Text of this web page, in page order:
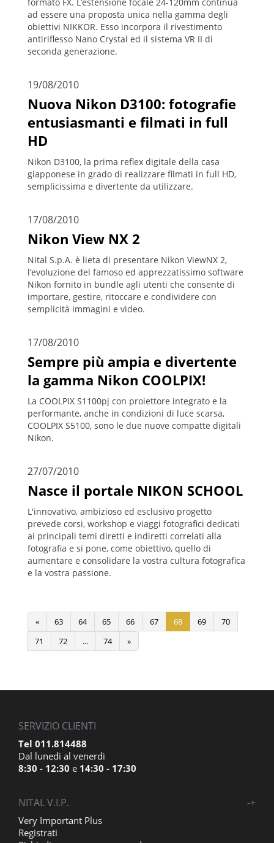
ad essere una proposta unica nella gamma degli
obiettivi NIKKOR. Esso incorpora il rivestimento
antiriflesso Nano Crystal ed il sistema VR II di
seconda generazione.
19/08/2010
Nuova Nikon D3100: fotografie
entusiasmanti e filmati in full
HD
Nikon D3100, la prima reflex digitale della casa
giapponese in grado di realizzare filmati in full HD,
semplicissima e divertente da utilizzare.
17/08/2010
Nikon View NX 2
Nital S.p.A. è lieta di presentare Nikon ViewNX 2,
l’evoluzione del famoso ed apprezzatissimo software
Nikon fornito in bundle agli utenti che consente di
importare, gestire, ritoccare e condividere con
semplicità immagini e video.
17/08/2010
Sempre più ampia e divertente
la gamma Nikon COOLPIX!
La COOLPIX S1100pj con proiettore integrato e la
performante, anche in condizioni di luce scarsa,
COOLPIX S5100, sono le due nuove compatte digitali
Nikon.
27/07/2010
Nasce il portale NIKON SCHOOL
L'innovativo, ambizioso ed esclusivo progetto
prevede corsi, workshop e viaggi fotografici dedicati
ai principali temi diretti e indiretti correlati alla
fotografia e si pone, come obiettivo, quello di
aumentare e consolidare la vostra cultura fotografica
e la vostra passione.
« 63 64 65 66 67 68 69
70
71
72 ... 74 »
SERVIZIO CLIENTI
Tel 011.814488
Dal lunedì al venerdì
8:30 - 12:30 e 14:30 - 17:30
NITAL V.I.P. +
-
Very Important Plus
Registrati